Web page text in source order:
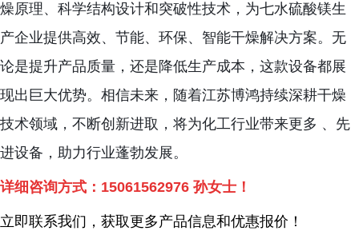
燥原理、科学结构设计和突破性技术，为七水硫酸镁生
产企业提供高效、节能、环保、智能干燥解决方案。无
论是提升产品质量，还是降低生产成本，这款设备都展
现出巨大优势。相信未来，随着江苏博鸿持续深耕干燥
技术领域，不断创新进取，将为化工行业带来更多 、先
进设备，助力行业蓬勃发展。
详细咨询方式： 15061562976 孙女士！
立即联系我们，获取更多产品信息和优惠报价！